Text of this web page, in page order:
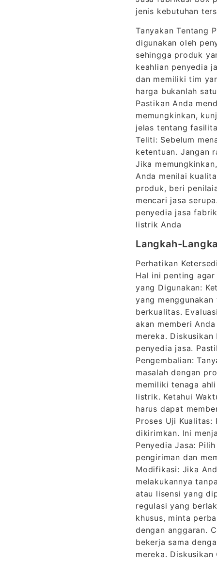
jenis kebutuhan
Tanyakan Tentang
digunakan oleh
sehingga produk
keahlian penyedia
dan memiliki tim
harga bukanlah
Pastikan Anda
memungkinkan,
jelas tentang
Teliti: Sebelum
ketentuan. Jangan
Jika
Anda menilai
produk, beri
mencari jasa
penyedia jasa
listrik Anda
Langkah-
Perhatikan
Hal ini penting
yang Digunakan:
yang
berkualitas.
akan memberi
mereka.
penyedia jasa.
Pengembalian:
masalah dengan
memiliki tenaga
listrik. Ketahui
harus dapat
Proses Uji
dikirimkan. Ini
Penyedia Jasa:
pengiriman dan
Modifikasi: Jika
melakukannya
atau lisensi yang
regulasi yang
khusus, minta
dengan anggaran.
bekerja sama
mereka.